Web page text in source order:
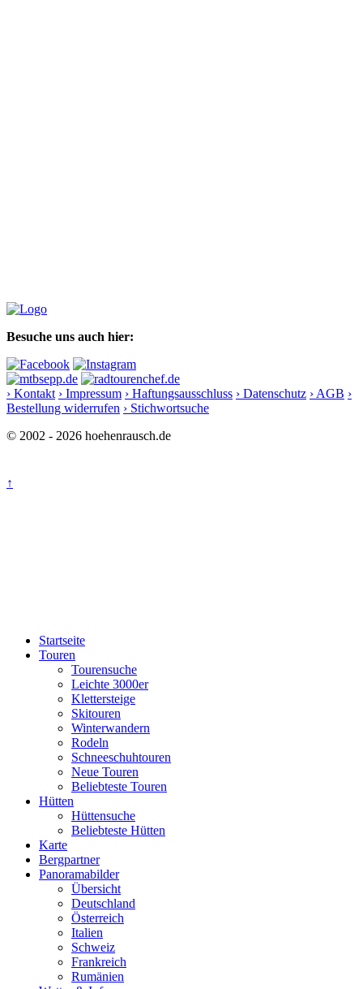
Besuche uns auch hier:
› Kontakt › Impressum › Haftungsausschluss › Datenschutz › AGB ›
Bestellung widerrufen › Stichwortsuche
© 2002 - 2026 hoehenrausch.de
↑
Startseite
Touren
Tourensuche
Leichte 3000er
Klettersteige
Skitouren
Winterwandern
Rodeln
Schneeschuhtouren
Neue Touren
Beliebteste Touren
Hütten
Hüttensuche
Beliebteste Hütten
Karte
Bergpartner
Panoramabilder
Übersicht
Deutschland
Österreich
Italien
Schweiz
Frankreich
Rumänien